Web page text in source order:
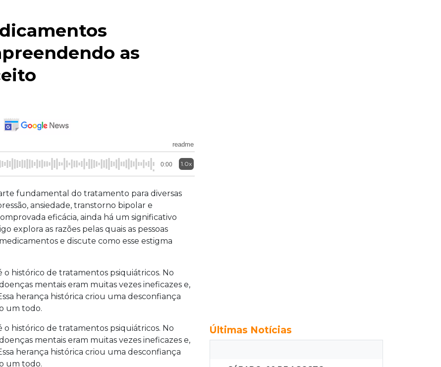
as
readme
0:00 1.0x
fundamental do tratamento para diversas
ansiedade, transtorno bipolar e
eficácia, ainda há um significativo
explora as razões pelas quais as pessoas
e discute como esse estigma
o histórico de tratamentos psiquiátricos. No
mentais eram muitas vezes ineficazes e,
herança histórica criou uma desconfiança
um todo.
o histórico de tratamentos psiquiátricos. No
mentais eram muitas vezes ineficazes e,
herança histórica criou uma desconfiança
um todo.
Últimas Notícias